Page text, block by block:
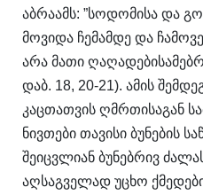
აბრაამს: ”სოდომისა და
მოვიდა ჩემამდე და
არა მათი
დაბ. 18, 20-21). ამის
კაცთათვის ღმრთისაგან
ნივთები თავისი ბუნების
შეიცვლიან ბუნებრივ
აღსაგველად უცხო